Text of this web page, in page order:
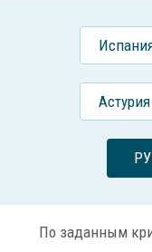
Астурия
По заданным